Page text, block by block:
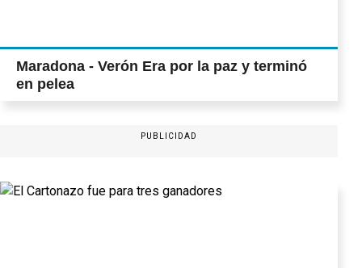
Maradona - Verón Era por la paz y terminó
en pelea
PUBLICIDAD